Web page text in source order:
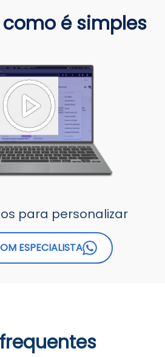
é simples
para personalizar
ESPECIALISTA